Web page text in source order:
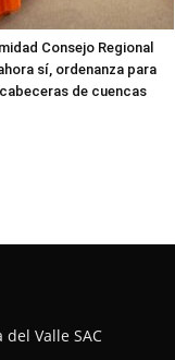
Consejo Regional
sí, ordenanza para
de cuencas
Valle SAC